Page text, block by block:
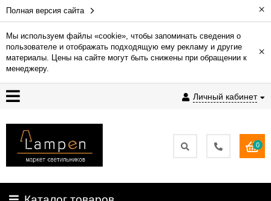
Полная версия сайта ×
Мы используем файлы «cookie», чтобы запоминать сведения о
пользователе и отображать подходящую ему рекламу и другие
материалы. Цены на сайте могут быть снижены при обращении к
менеджеру.
×
Личный кабинет
Гарантия
Доставка
и
Контакты
0